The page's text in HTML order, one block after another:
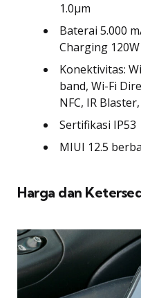
1.0µm
Baterai 5.000
Charging 120W
Konektivitas:
band, Wi-Fi
NFC, IR
Sertifikasi IP53
MIUI 12.5
Harga dan